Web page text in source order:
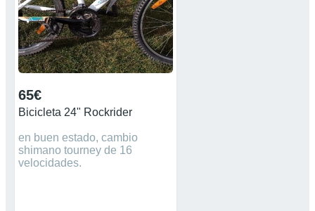
65€
Bicicleta 24" Rockrider
en buen estado, cambio
shimano tourney de 16
velocidades.